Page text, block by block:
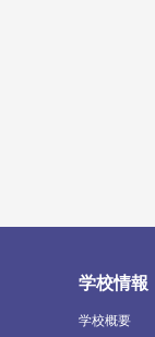
学校情報
学校概要